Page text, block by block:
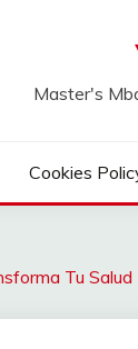
Master's
Cookies
Tu Salud